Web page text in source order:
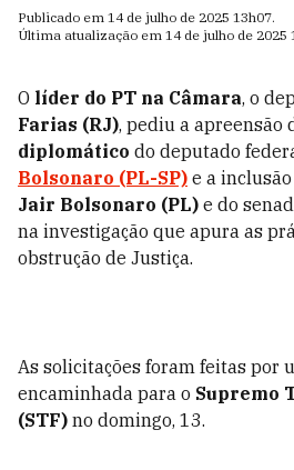
Publicado em 14 de julho de 2025 13h07.
Última atualização em 14 de julho de 2025
O líder do PT na Câmara, o
Farias (RJ), pediu a apreensão
diplomático do deputado
Bolsonaro (PL-SP) e a
Jair Bolsonaro (PL) e do
na investigação que apura as
obstrução de Justiça.
As solicitações foram feitas por
encaminhada para o Supremo
(STF) no domingo, 13.